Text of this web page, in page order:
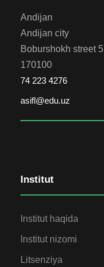
Andijan
Andijan city
Boburshokh street 5
170100
74 223 4276
asifl@edu.uz
Institut
Institut haqida
Institut nizomi
Litsenziya